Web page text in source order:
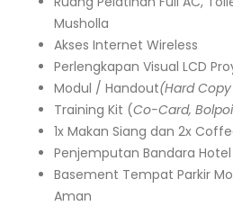
Musholla
Akses Internet Wireless
Perlengkapan Visual LCD
Modul / Handout(Hard
Training Kit (Co-Card,
1x Makan Siang dan 2x
Penjemputan Bandara Hotel
Basement Tempat Parkir
Aman